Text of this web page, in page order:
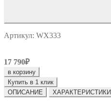
Артикул: WX333
17 790₽
в корзину
Купить в 1 клик
ОПИСАНИЕ
ХАРАКТЕРИСТИКИ